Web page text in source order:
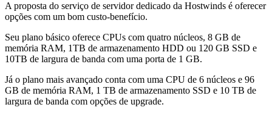
A proposta do serviço de servidor dedicado da Hostwinds é oferecer
opções com um bom custo-benefício.
Seu plano básico oferece CPUs com quatro núcleos, 8 GB de
memória RAM, 1TB de armazenamento HDD ou 120 GB SSD e
10TB de largura de banda com uma porta de 1 GB.
Já o plano mais avançado conta com uma CPU de 6 núcleos e 96
GB de memória RAM, 1 TB de armazenamento SSD e 10 TB de
largura de banda com opções de upgrade.